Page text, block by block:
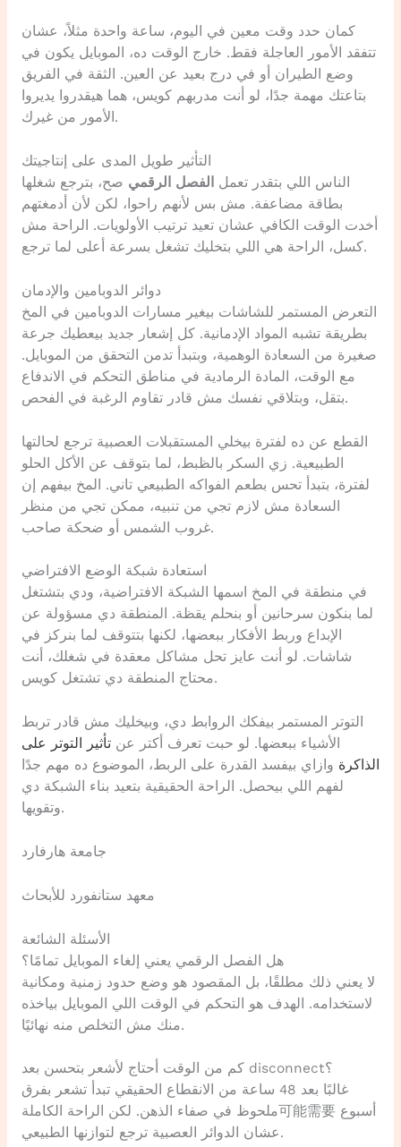
كمان حدد وقت معين في اليوم، ساعة واحدة مثلاً، عشان
تتفقد الأمور العاجلة فقط. خارج الوقت ده، الموبايل يكون في
وضع الطيران أو في درج بعيد عن العين. الثقة في الفريق
بتاعتك مهمة جدًا، لو أنت مدربهم كويس، هما هيقدروا يديروا
الأمور من غيرك.
التأثير طويل المدى على إنتاجيتك
الناس اللي بتقدر تعمل
الفصل الرقمي صح، بترجع شغلها
بطاقة مضاعفة. مش بس لأنهم راحوا، لكن لأن أدمغتهم
أخدت الوقت الكافي عشان تعيد ترتيب الأولويات. الراحة مش
كسل، الراحة هي اللي بتخليك تشغل بسرعة أعلى لما ترجع.
دوائر الدوبامين والإدمان
التعرض المستمر للشاشات بيغير مسارات الدوبامين في المخ
بطريقة تشبه المواد الإدمانية. كل إشعار جديد بيعطيك جرعة
صغيرة من السعادة الوهمية، وبتبدأ تدمن التحقق من الموبايل.
مع الوقت، المادة الرمادية في مناطق التحكم في الاندفاع
بتقل، وبتلاقي نفسك مش قادر تقاوم الرغبة في الفحص.
القطع عن ده لفترة بيخلي المستقبلات العصبية ترجع لحالتها
الطبيعية. زي السكر بالظبط، لما بتوقف عن الأكل الحلو
لفترة، بتبدأ تحس بطعم الفواكه الطبيعي تاني. المخ بيفهم إن
السعادة مش لازم تجي من تنبيه، ممكن تجي من منظر
غروب الشمس أو ضحكة صاحب.
استعادة شبكة الوضع الافتراضي
في منطقة في المخ اسمها الشبكة الافتراضية، ودي بتشتغل
لما بنكون سرحانين أو بنحلم يقظة. المنطقة دي مسؤولة عن
الإبداع وربط الأفكار ببعضها، لكنها بتتوقف لما بنركز في
شاشات. لو أنت عايز تحل مشاكل معقدة في شغلك، أنت
محتاج المنطقة دي تشتغل كويس.
التوتر المستمر بيفكك الروابط دي، وبيخليك مش قادر تربط
الأشياء ببعضها. لو حبت تعرف أكتر عنتأثير التوتر على
الذاكرة وازاي بيفسد القدرة على الربط، الموضوع ده مهم جدًا
لفهم اللي بيحصل. الراحة الحقيقية بتعيد بناء الشبكة دي
وتقويها.
جامعة هارفارد
معهد ستانفورد للأبحاث
الأسئلة الشائعة
هل الفصل الرقمي يعني إلغاء الموبايل تمامًا؟
لا يعني ذلك مطلقًا، بل المقصود هو وضع حدود زمنية ومكانية
لاستخدامه. الهدف هو التحكم في الوقت اللي الموبايل بياخذه
منك مش التخلص منه نهائيًا.
كم من الوقت أحتاج لأشعر بتحسن بعد disconnect؟
غالبًا بعد 48 ساعة من الانقطاع الحقيقي تبدأ تشعر بفرق
ملحوظ في صفاء الذهن. لكن الراحة الكاملة可能需要 أسبوع
عشان الدوائر العصبية ترجع لتوازنها الطبيعي.